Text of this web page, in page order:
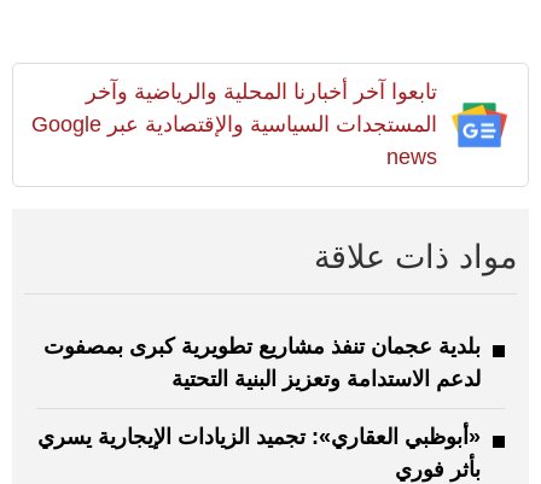
تابعوا آخر أخبارنا المحلية والرياضية وآخر
المستجدات السياسية والإقتصادية عبر Google
news
مواد ذات علاقة
بلدية عجمان تنفذ مشاريع تطويرية كبرى بمصفوت
لدعم الاستدامة وتعزيز البنية التحتية
«أبوظبي العقاري»: تجميد الزيادات الإيجارية يسري
بأثر فوري